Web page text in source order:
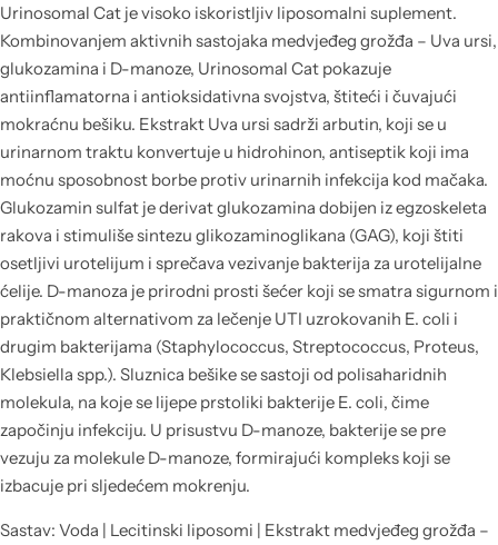
Urinosomal Cat je visoko iskoristljiv liposomalni suplement.
Kombinovanjem aktivnih sastojaka medvjeđeg grožđa – Uva ursi,
glukozamina i D-manoze, Urinosomal Cat pokazuje
antiinflamatorna i antioksidativna svojstva, štiteći i čuvajući
mokraćnu bešiku. Ekstrakt Uva ursi sadrži arbutin, koji se u
urinarnom traktu konvertuje u hidrohinon, antiseptik koji ima
moćnu sposobnost borbe protiv urinarnih infekcija kod mačaka.
Glukozamin sulfat je derivat glukozamina dobijen iz egzoskeleta
rakova i stimuliše sintezu glikozaminoglikana (GAG), koji štiti
osetljivi urotelijum i sprečava vezivanje bakterija za urotelijalne
ćelije. D-manoza je prirodni prosti šećer koji se smatra sigurnom i
praktičnom alternativom za lečenje UTI uzrokovanih E. coli i
drugim bakterijama (Staphylococcus, Streptococcus, Proteus,
Klebsiella spp.). Sluznica bešike se sastoji od polisaharidnih
molekula, na koje se lijepe prstoliki bakterije E. coli, čime
započinju infekciju. U prisustvu D-manoze, bakterije se pre
vezuju za molekule D-manoze, formirajući kompleks koji se
izbacuje pri sljedećem mokrenju.
Sastav: Voda | Lecitinski liposomi | Ekstrakt medvjeđeg grožđa –